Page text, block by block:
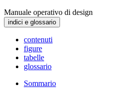
Manuale operativo di design
indici e glossario
contenuti
figure
tabelle
glossario
Sommario